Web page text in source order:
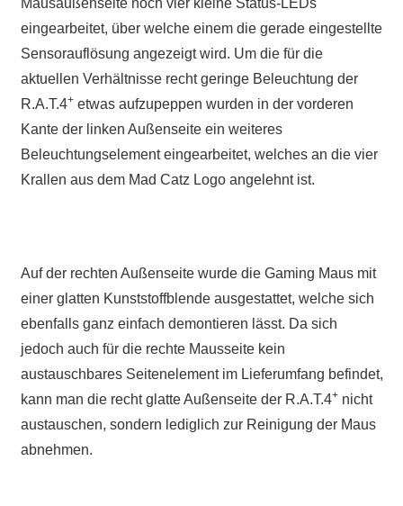
eingearbeitet, über welche einem die gerade eingestellte
Sensorauflösung angezeigt wird. Um die für die
aktuellen Verhältnisse recht geringe Beleuchtung der
R.A.T.4+etwas aufzupeppen wurden in der vorderen
Kante der linken Außenseite ein weiteres
Beleuchtungselement eingearbeitet, welches an die vier
Krallen aus dem Mad Catz Logo angelehnt ist.
Auf der rechten Außenseite wurde die Gaming Maus mit
einer glatten Kunststoffblende ausgestattet, welche sich
ebenfalls ganz einfach demontieren lässt. Da sich
jedoch auch für die rechte Mausseite kein
austauschbares Seitenelement im Lieferumfang befindet,
kann man die recht glatte Außenseite der R.A.T.4+nicht
austauschen, sondern lediglich zur Reinigung der Maus
abnehmen.